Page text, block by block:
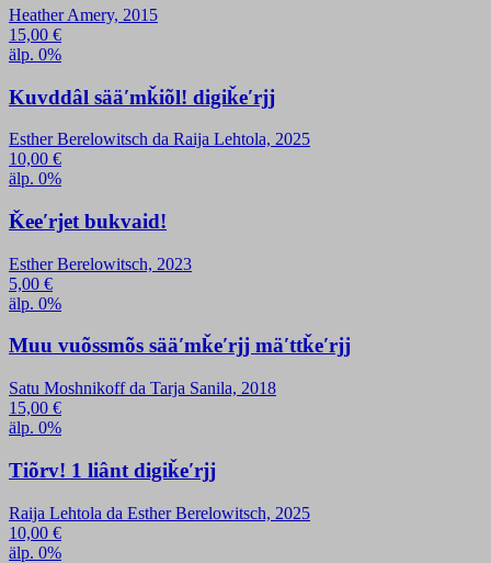
Heather Amery, 2015
15,00 €
älp. 0%
Kuvddâl sääʹmǩiõl! digiǩeʹrjj
Esther Berelowitsch da Raija Lehtola, 2025
10,00 €
älp. 0%
Ǩeeʹrjet bukvaid!
Esther Berelowitsch, 2023
5,00 €
älp. 0%
Muu vuõssmõs sääʹmǩeʹrjj mäʹttǩeʹrjj
Satu Moshnikoff da Tarja Sanila, 2018
15,00 €
älp. 0%
Tiõrv! 1 liânt digiǩeʹrjj
Raija Lehtola da Esther Berelowitsch, 2025
10,00 €
älp. 0%